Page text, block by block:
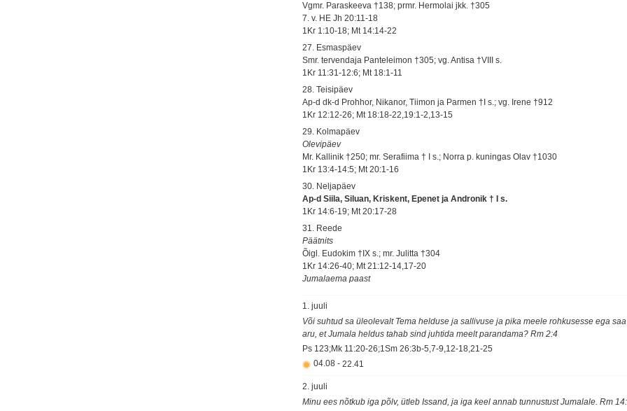
Vgmr. Paraskeeva †138; prmr. Hermolai jkk. †305
7. v. HE Jh 20:11-18
1Kr 1:10-18; Mt 14:14-22
27. Esmaspäev
Smr. tervendaja Panteleimon †305; vg. Antisa †VIII s.
1Kr 11:31-12:6; Mt 18:1-11
28. Teisipäev
Ap-d dk-d Prohhor, Nikanor, Tiimon ja Parmen †I s.; vg. Irene †912
1Kr 12:12-26; Mt 18:18-22,19:1-2,13-15
29. Kolmapäev
Olevipäev
Mr. Kallinik †250; mr. Serafiima † I s.; Norra p. kuningas Olav †1030
1Kr 13:4-14:5; Mt 20:1-16
30. Neljapäev
Ap-d Siila, Siluan, Kriskent, Epenet ja Andronik † I s.
1Kr 14:6-19; Mt 20:17-28
31. Reede
Päätnits
Õigl. Eudokim †IX s.; mr. Julitta †304
1Kr 14:26-40; Mt 21:12-14,17-20
Jumalaema paast
1. juuli
Või suhtud sa üleolevalt Tema helduse ja sallivuse ja pika meele rohkusesse ega saa
aru, et Jumala heldus tahab sind juhtida meelt parandama? Rm 2:4
Ps 123;Mk 11:20-26;1Sm 26:3b-5,7-9,12-18,21-25
04.08 - 22.41
2. juuli
Minu ees nõtkub iga põlv, ütleb Issand, ja iga keel annab tunnustust Jumalale. Rm